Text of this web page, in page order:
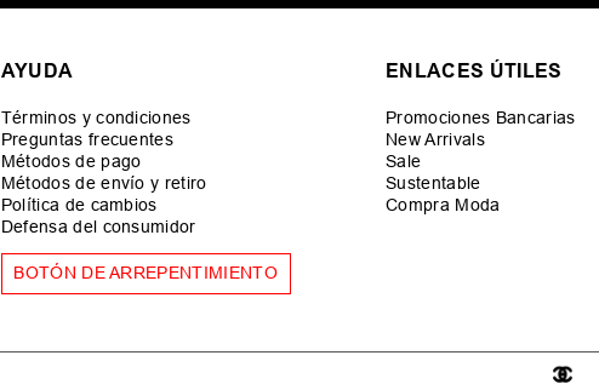
AYUDA
Términos y condiciones
Preguntas frecuentes
Métodos de pago
Métodos de envío y retiro
Política de cambios
Defensa del consumidor
BOTÓN DE ARREPENTIMIENTO
ENLACES ÚTILES
Promociones Bancarias
New Arrivals
Sale
Sustentable
Compra Moda